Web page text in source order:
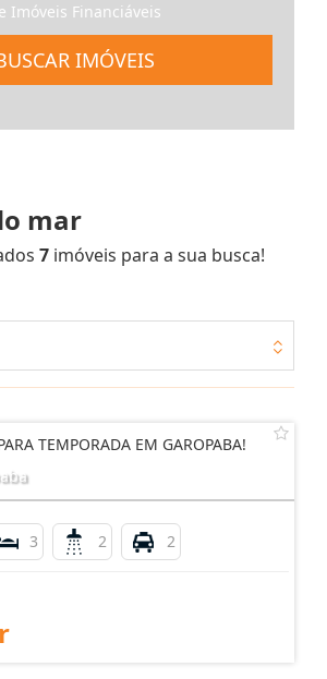
Imóveis Financiáveis
IMÓVEIS
mar
7 imóveis para a sua busca!
TEMPORADA EM GAROPABA!
3 2 2